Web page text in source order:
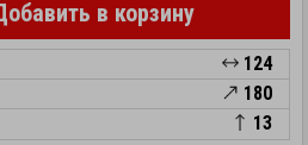
в корзину
124
180
13